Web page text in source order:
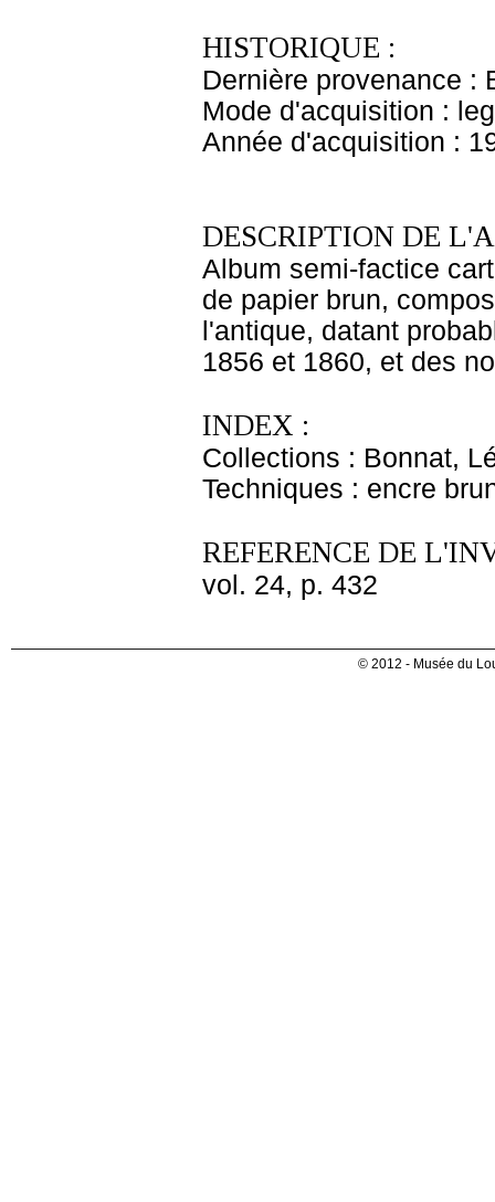
HISTORIQUE :
Dernière provenance :
Mode d'acquisition :
Année d'acquisition :
DESCRIPTION DE
Album semi-factice
de papier brun,
l'antique, datant
1856 et 1860, et des
INDEX :
Collections : Bonnat,
Techniques : encre
REFERENCE DE
vol. 24, p. 432
© 2012 - Musée du